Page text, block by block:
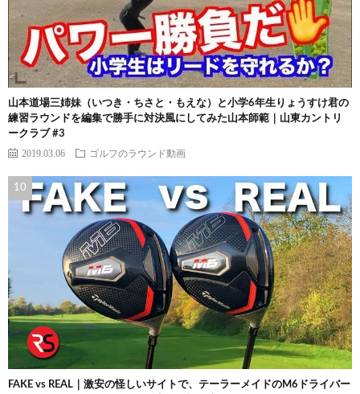
山本道場三姉妹（いつき・ちさと・もえな）と小学6年生りょうすけ君の
練習ラウンドを編集で勝手に対決風にしてみた山本師範｜山東カントリ
ークラブ #3
2019.03.06 ゴルフのラウンド動画
FAKE vs REAL｜激安の怪しいサイトで、テーラーメイドのM6ドライバー